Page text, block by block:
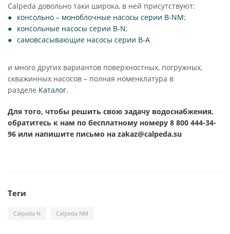
Calpeda довольно таки широка, в ней присутствуют:
консольно – моноблочные насосы серии B-NM;
консольные насосы серии B-N;
самовсасывающие насосы серии B-А
и много других вариантов поверхностных, погружных,
скважинных насосов – полная номенклатура в
разделе Каталог.
Для того, чтобы решить свою задачу водоснабжения,
обратитесь к нам по бесплатному номеру 8 800 444-34-
96 или напишите письмо на zakaz@calpeda.su
Теги
Calpeda N Calpeda NM